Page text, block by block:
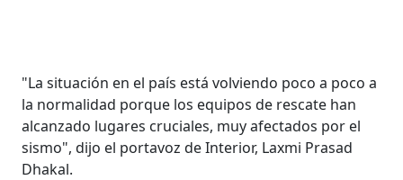
"La situación en el país está volviendo poco a poco a
la normalidad porque los equipos de rescate han
alcanzado lugares cruciales, muy afectados por el
sismo", dijo el portavoz de Interior, Laxmi Prasad
Dhakal.